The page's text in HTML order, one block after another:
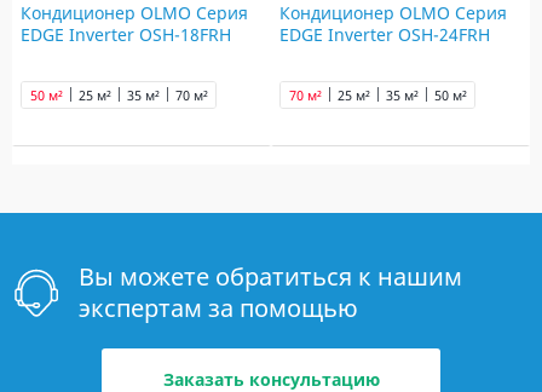
Кондиционер OLMO Серия
EDGE Inverter OSH-18FRH
25 м² 35 м²
50 м² 70 м²
Кондиционер OLMO Серия
EDGE Inverter OSH-24FRH
25 м² 35 м² 50 м²
70 м²
Вы можете обратиться к нашим
экспертам за помощью
Заказать консультацию